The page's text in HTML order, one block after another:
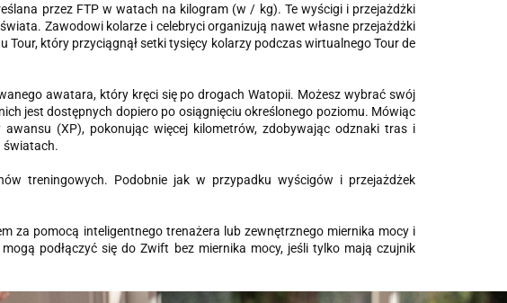
przez FTP w watach na kilogram (w / kg). Te wyścigi i przejażdżki
Zawodowi kolarze i celebryci organizują nawet własne przejażdżki
Tour, który przyciągnął setki tysięcy kolarzy podczas wirtualnego Tour de
awatara, który kręci się po drogach Watopii. Możesz wybrać swój
jest dostępnych dopiero po osiągnięciu określonego poziomu. Mówiąc
(XP), pokonując więcej kilometrów, zdobywając odznaki tras i
światach.
treningowych. Podobnie jak w przypadku wyścigów i przejażdżek
za pomocą inteligentnego trenażera lub zewnętrznego miernika mocy i
podłączyć się do Zwift bez miernika mocy, jeśli tylko mają czujnik